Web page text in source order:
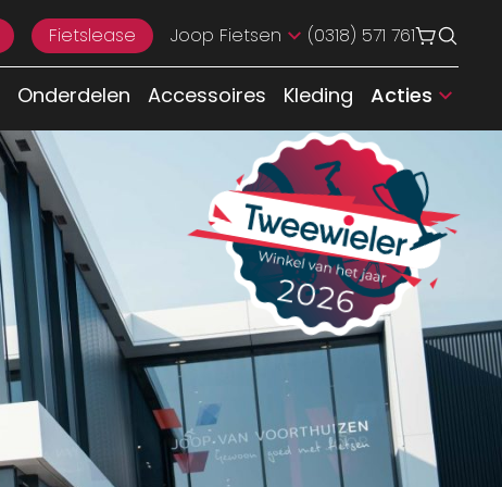
Fietslease Joop Fietsen (0318) 571 761
Onderdelen Accessoires Kleding Acties